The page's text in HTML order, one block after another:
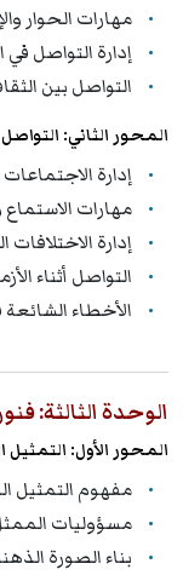
مهارات الحوار
إدارة التواصل في
التواصل بين
المحور الثاني:
إدارة
مهارات الاستماع
إدارة الاختلافات
التواصل أثناء
الأخطاء
الوحدة الثالثة:
المحور الأول:
مفهوم التمثيل
مسؤوليات
بناء الصورة